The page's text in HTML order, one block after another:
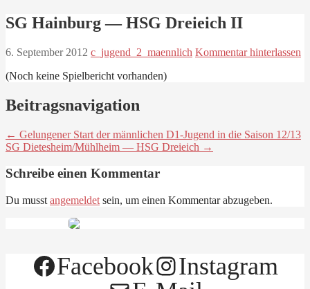
SG Hainburg — HSG Dreieich II
6. September 2012 c_jugend_2_maennlich Kommentar hinterlassen
(Noch keine Spielbericht vorhanden)
Beitragsnavigation
← Gelungener Start der männlichen D1-Jugend in die Saison 12/13
SG Dietesheim/Mühlheim — HSG Dreieich →
Schreibe einen Kommentar
Du musst angemeldet sein, um einen Kommentar abzugeben.
Facebook
Instagram